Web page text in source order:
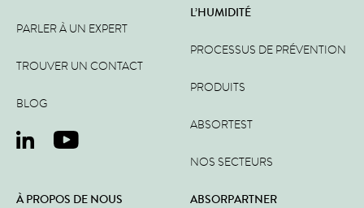
PARLER À UN EXPERT
TROUVER UN CONTACT
BLOG
L’HUMIDITÉ
PROCESSUS DE PRÉVENTION
PRODUITS
ABSORTEST
NOS SECTEURS
À PROPOS DE NOUS ABSORPARTNER